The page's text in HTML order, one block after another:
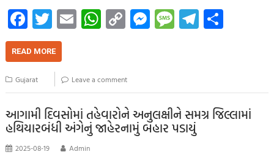
Fa
ce
b
o
o
k
T
wi
tt
er
E
m
W
h
s
A
p
p
C
o
y
Li
nk
M
es
g
er
M
es
e
Te
le
m
READ MORE
Gujarat Leave a comment
આગામી દિવસોમાં તહેવારોને અનુલક્ષીને સમગ્ર જિલ્લામાં
હથિયારબંધી અંગેનું જાહેરનામું બહાર પડાયું
2025-08-19 Admin